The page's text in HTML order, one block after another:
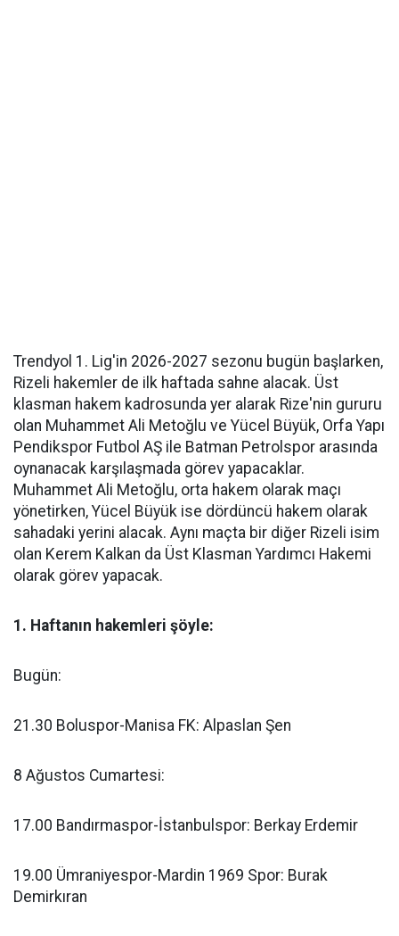
Trendyol 1. Lig'in 2026-2027 sezonu bugün başlarken,
Rizeli hakemler de ilk haftada sahne alacak. Üst
klasman hakem kadrosunda yer alarak Rize'nin gururu
olan Muhammet Ali Metoğlu ve Yücel Büyük, Orfa Yapı
Pendikspor Futbol AŞ ile Batman Petrolspor arasında
oynanacak karşılaşmada görev yapacaklar.
Muhammet Ali Metoğlu, orta hakem olarak maçı
yönetirken, Yücel Büyük ise dördüncü hakem olarak
sahadaki yerini alacak. Aynı maçta bir diğer Rizeli isim
olan Kerem Kalkan da Üst Klasman Yardımcı Hakemi
olarak görev yapacak.
1. Haftanın hakemleri şöyle:
Bugün:
21.30 Boluspor-Manisa FK: Alpaslan Şen
8 Ağustos Cumartesi:
17.00 Bandırmaspor-İstanbulspor: Berkay Erdemir
19.00 Ümraniyespor-Mardin 1969 Spor: Burak
Demirkıran